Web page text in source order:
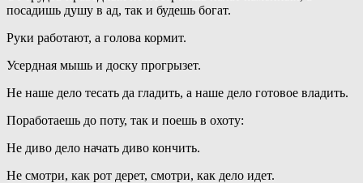
посадишь душу в ад, так и будешь богат.
Руки работают, а голова кормит.
Усердная мышь и доску прогрызет.
Не наше дело тесать да гладить, а наше дело готовое владить.
Поработаешь до поту, так и поешь в охоту:
Не диво дело начать диво кончить.
Не смотри, как рот дерет, смотри, как дело идет.